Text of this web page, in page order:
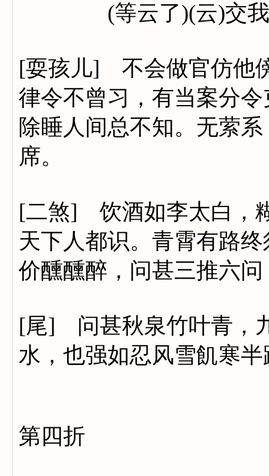
(等云了)(云)交我做
[耍孩儿] 不会做官仿他
律令不曾习，有当案分
除睡人间总不知。无萦
席。
[二煞] 饮酒如李太白，
天下人都识。青霄有路
价醺醺醉，问甚三推六
[尾] 问甚秋泉竹叶青，
水，也强如忍风雪飢寒
第四折